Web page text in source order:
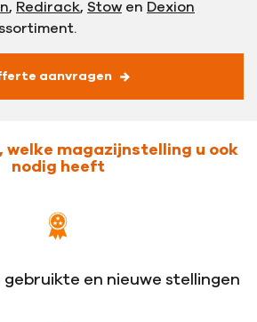
, Redirack, Stow en Dexion
aanvragen
welke magazijnstelling u ook
nodig heeft
en nieuwe stellingen